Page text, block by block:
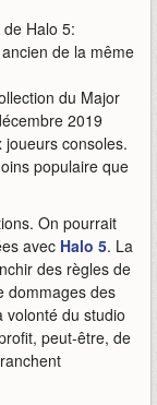
Halo 5:
de la même
du Major
2019
joueurs consoles.
populaire que
On pourrait
avec Halo 5. La
des règles de
dommages des
volonté du studio
peut-être, de